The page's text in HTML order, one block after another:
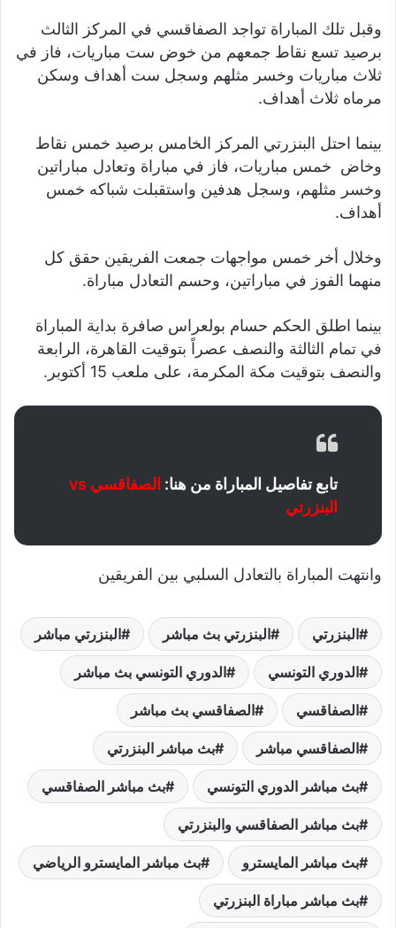
وقبل تلك المباراة تواجد الصفاقسي في المركز الثالث
برصيد تسع نقاط جمعهم من خوض ست مباريات، فاز في
ثلاث مباريات وخسر مثلهم وسجل ست أهداف وسكن
مرماه ثلاث أهداف.
بينما احتل البنزرتي المركز الخامس برصيد خمس نقاط
وخاض خمس مباريات، فاز في مباراة وتعادل مباراتين
وخسر مثلهم، وسجل هدفين واستقبلت شباكه خمس
أهداف.
وخلال أخر خمس مواجهات جمعت الفريقين حقق كل
منهما الفوز في مباراتين، وحسم التعادل مباراة.
بينما اطلق الحكم حسام بولعراس صافرة بداية المباراة
في تمام الثالثة والنصف عصراً بتوقيت القاهرة، الرابعة
والنصف بتوقيت مكة المكرمة، على ملعب 15 أكتوبر.
تابع تفاصيل المباراة من هنا:
الصفاقسي vs
البنزرتي
وانتهت المباراة بالتعادل السلبي بين الفريقين
البنزرتي البنزرتي بث مباشر البنزرتي مباشر
الدوري التونسي الدوري التونسي بث مباشر
الصفاقسي الصفاقسي بث مباشر
الصفاقسي مباشر بث مباشر البنزرتي
بث مباشر الدوري التونسي بث مباشر الصفاقسي
بث مباشر الصفاقسي والبنزرتي
بث مباشر المايسترو بث مباشر المايسترو الرياضي
بث مباشر مباراة البنزرتي